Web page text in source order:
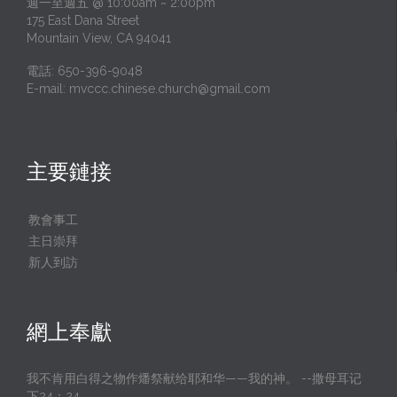
週一至週五 @ 10:00am ~ 2:00pm
175 East Dana Street
Mountain View, CA 94041
電話: 650-396-9048
E-mail: mvccc.chinese.church@gmail.com
主要鏈接
教會事工
主日崇拜
新人到訪
網上奉獻
我不肯用白得之物作燔祭献给耶和华——我的神。 --撒母耳记